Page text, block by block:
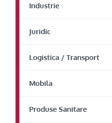
Industrie
Juridic
Logistica / Transport
Mobila
Produse Sanitare